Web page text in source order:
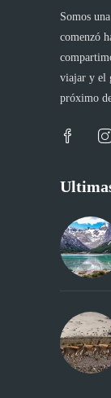
Somos
comenzó
viajar y el
próximo